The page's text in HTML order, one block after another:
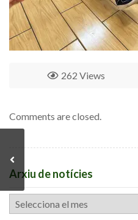
262 Views
Comments are closed.
Arxiu de notícies
Arxiu
de